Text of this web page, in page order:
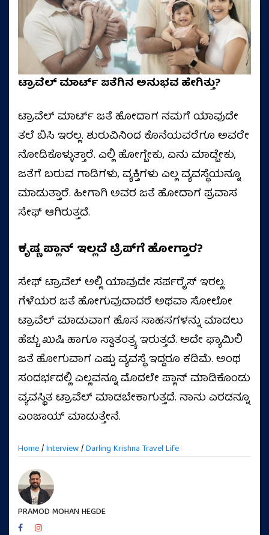
ಟ್ರಾವೆಲ್‌ ಮಾರ್ಟ್‌ ಜತೆಗಿನ ಅನುಭವ ಹೇಗಿತ್ತು?
ಟ್ರಾವೆಲ್‌ ಮಾರ್ಟ್‌ ಜತೆ ಹೋದಾಗ ನಮಗೆ ಯಾವುದೇ
ತಲೆ ಬಿಸಿ ಇರಲ್ಲ. ಶುರುವಿನಿಂದ ಕೊನೆಯವರೆಗೂ ಅವರೇ
ನೋಡಿಕೊಳ್ಳುತ್ತಾರೆ. ಎಲ್ಲಿ ಹೋಗ್ಬೇಕು, ಏನು ಮಾಡ್ಬೇಕು,
ಜತೆಗೆ ಬರುವ ಗಾಡಿಗಳು, ವ್ಯಕ್ತಿಗಳು ಎಲ್ಲ ವ್ಯವಸ್ಥೆಯನ್ನೂ
ಮಾಡುತ್ತಾರೆ. ಹೀಗಾಗಿ ಅವರ ಜತೆ ಹೋದಾಗ ಪ್ರವಾಸ
ಸೇಫ್‌ ಆಗಿರುತ್ತದೆ.
ಕೃಷ್ಣ ಪ್ಲಾನ್‌ ಇಲ್ಲದೆ ಟ್ರಿಪ್‌ಗೆ ಹೋಗ್ತಾರ?
ಸೇಫ್ ಟ್ರಾವೆಲ್‌ ಅಲ್ಲಿ ಯಾವುದೇ ಸರ್ಪರೈಸ್‌ ಇರಲ್ಲ.
ಗೆಳೆಯರ ಜತೆ ಹೋಗುವುದಾದರೆ ಅಥವಾ ಸೋಲೋ
ಟ್ರಾವೆಲ್‌ ಮಾಡುವಾಗ ಹೊಸ ಸಾಹಸಗಳನ್ನು ಮಾಡಲು
ಹೆಚ್ಚು ಖುಷಿ ಹಾಗೂ ಸ್ವಾತಂತ್ರ್ಯ ಇರುತ್ತದೆ. ಅದೇ ಫ್ಯಾಮಿಲಿ
ಜತೆ ಹೋಗುವಾಗ ಎಷ್ಟು ವ್ಯವಸ್ಥೆ ಇದ್ದರೂ ಕಡಿಮೆ. ಅಂಥ
ಸಂದರ್ಭದಲ್ಲಿ ಎಲ್ಲವನ್ನೂ ಮೊದಲೇ ಪ್ಲಾನ್‌ ಮಾಡಿಕೊಂಡು
ವ್ಯವಸ್ಥಿತ ಟ್ರಾವೆಲ್‌ ಮಾಡಬೇಕಾಗುತ್ತದೆ. ನಾನು ಎರಡನ್ನೂ
ಎಂಜಾಯ್‌ ಮಾಡುತ್ತೇನೆ.
Home/Interview/Darling Krishna Travel Life
PRAMOD MOHAN HEGDE